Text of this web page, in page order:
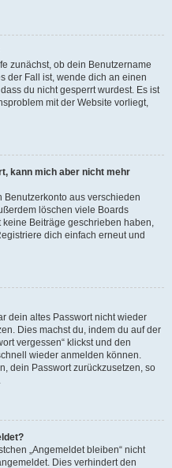
zunächst, ob dein Benutzername
der Fall ist, wende dich an einen
du nicht gesperrt wurdest. Es ist
mit der Website vorliegt,
kann mich aber nicht mehr
Benutzerkonto aus verschieden
löschen viele Boards
Beiträge geschrieben haben,
dich einfach erneut und
dein altes Passwort nicht wieder
Dies machst du, indem du auf der
vergessen“ klickst und den
wieder anmelden können.
dein Passwort zurückzusetzen, so
„Angemeldet bleiben“ nicht
Dies verhindert den